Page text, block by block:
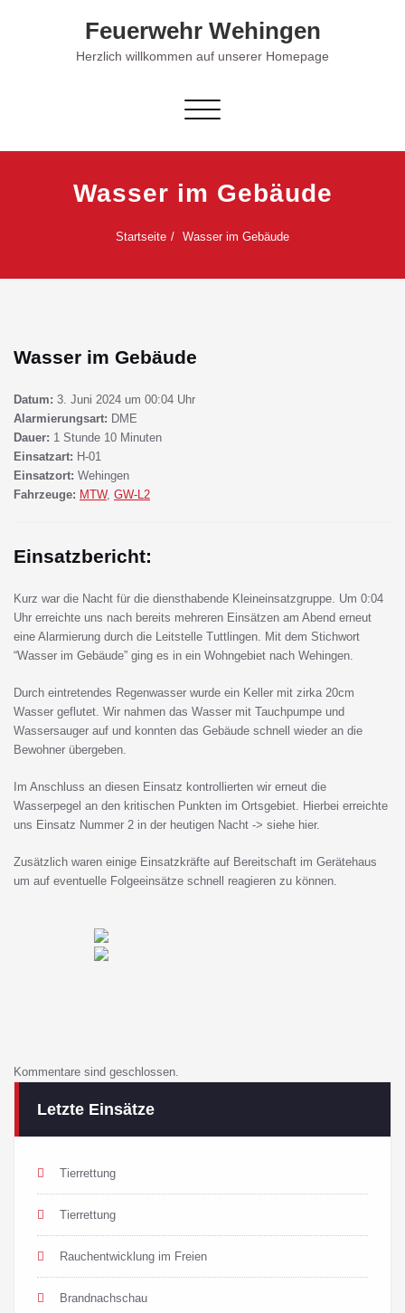
Feuerwehr Wehingen
Herzlich willkommen auf unserer Homepage
Schalte Navigation
Wasser im Gebäude
Startseite Wasser im Gebäude
Wasser im Gebäude
Datum: 3. Juni 2024 um 00:04 Uhr
Alarmierungsart: DME
Dauer: 1 Stunde 10 Minuten
Einsatzart: H-01
Einsatzort: Wehingen
Fahrzeuge: MTW, GW-L2
Einsatzbericht:
Kurz war die Nacht für die diensthabende Kleineinsatzgruppe. Um 0:04
Uhr erreichte uns nach bereits mehreren Einsätzen am Abend erneut
eine Alarmierung durch die Leitstelle Tuttlingen. Mit dem Stichwort
“Wasser im Gebäude” ging es in ein Wohngebiet nach Wehingen.
Durch eintretendes Regenwasser wurde ein Keller mit zirka 20cm
Wasser geflutet. Wir nahmen das Wasser mit Tauchpumpe und
Wassersauger auf und konnten das Gebäude schnell wieder an die
Bewohner übergeben.
Im Anschluss an diesen Einsatz kontrollierten wir erneut die
Wasserpegel an den kritischen Punkten im Ortsgebiet. Hierbei erreichte
uns Einsatz Nummer 2 in der heutigen Nacht -> siehe hier.
Zusätzlich waren einige Einsatzkräfte auf Bereitschaft im Gerätehaus
um auf eventuelle Folgeeinsätze schnell reagieren zu können.
Kommentare sind geschlossen.
Letzte Einsätze
Tierrettung
Tierrettung
Rauchentwicklung im Freien
Brandnachschau